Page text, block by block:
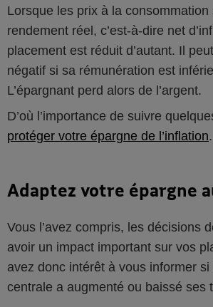
Lorsque les prix à la consommation
rendement réel, c’est-à-dire net
placement est réduit d’autant. Il
négatif si sa rémunération est
L’épargnant perd alors de l’argent.
D’où l’importance de suivre
protéger votre épargne de l’inflation.
Adaptez votre épargne
Vous l’avez compris, les décisions
avoir un impact important sur vos
avez donc intérêt à vous informer si
centrale a augmenté ou baissé ses